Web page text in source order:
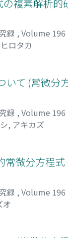
複素解析的
録 , Volume 196
ロタカ
て (常微分
録 , Volume 196
, アキカズ
微分方程
録 , Volume 196
オ